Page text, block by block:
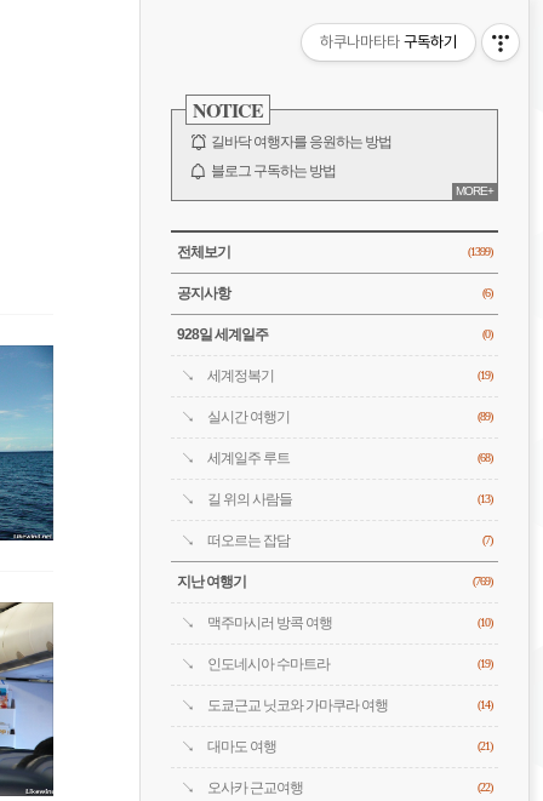
NOTICE
길바닥 여행자를 응원하는 방법
블로그 구독하는 방법
바람처럼은 누구?
전체 보기
MORE+
CATEGORY
전체보기 (1399)
공지사항 (6)
928일 세계일주 (0)
세계정복기 (19)
실시간 여행기 (89)
세계일주 루트 (68)
길 위의 사람들 (13)
떠오르는 잡담 (7)
지난 여행기 (769)
맥주마시러 방콕 여행 (10)
인도네시아 수마트라 (19)
도쿄근교 닛코와 가마쿠라 여행 (14)
대마도 여행 (21)
오사카 근교여행 (22)
하쿠나마타타 구독하기